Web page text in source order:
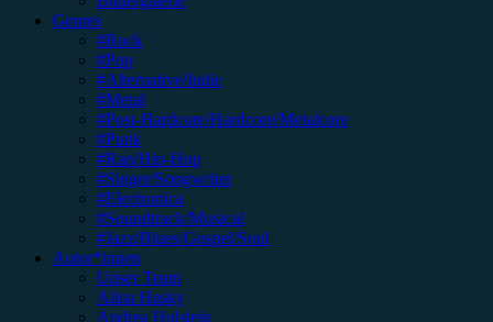
Genres
#Rock
#Pop
#Alternative/Indie
#Metal
#Post-Hardcore/Hardcore/Metalcore
#Punk
#Rap/Hip-Hop
#Singer/Songwriter
#Electronica
#Soundtrack/Musical
#Jazz/Blues/Gospel/Soul
Autor*innen
Unser Team
Alina Hasky
Andrea Holstein